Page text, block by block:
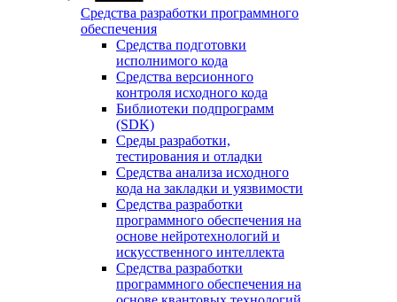
Средства разработки программного
обеспечения
Средства подготовки
исполнимого кода
Средства версионного
контроля исходного кода
Библиотеки подпрограмм
(SDK)
Среды разработки,
тестирования и отладки
Средства анализа исходного
кода на закладки и уязвимости
Средства разработки
программного обеспечения на
основе нейротехнологий и
искусственного интеллекта
Средства разработки
программного обеспечения на